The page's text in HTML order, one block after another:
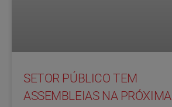
SETOR PÚBLICO TEM
ASSEMBLEIAS NA PRÓXIMA